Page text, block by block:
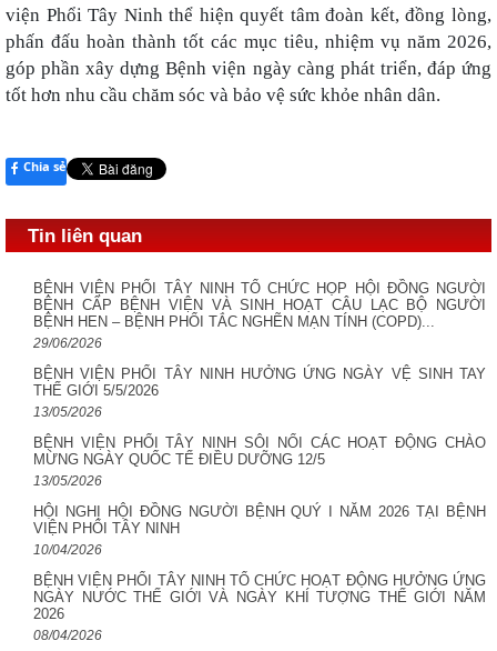
viện Phổi Tây Ninh thể hiện quyết tâm đoàn kết, đồng lòng,
phấn đấu hoàn thành tốt các mục tiêu, nhiệm vụ năm 2026,
góp phần xây dựng Bệnh viện ngày càng phát triển, đáp ứng
tốt hơn nhu cầu chăm sóc và bảo vệ sức khỏe nhân dân.
Chia sẻ
Tin liên quan
BỆNH VIỆN PHỔI TÂY NINH TỔ CHỨC HỌP HỘI ĐỒNG NGƯỜI
BỆNH CẤP BỆNH VIỆN VÀ SINH HOẠT CÂU LẠC BỘ NGƯỜI
BỆNH HEN – BỆNH PHỔI TẮC NGHẼN MẠN TÍNH (COPD)...
29/06/2026
BỆNH VIỆN PHỔI TÂY NINH HƯỞNG ỨNG NGÀY VỆ SINH TAY
THẾ GIỚI 5/5/2026
13/05/2026
BỆNH VIỆN PHỔI TÂY NINH SÔI NỔI CÁC HOẠT ĐỘNG CHÀO
MỪNG NGÀY QUỐC TẾ ĐIỀU DƯỠNG 12/5 ​
13/05/2026
HỘI NGHỊ HỘI ĐỒNG NGƯỜI BỆNH QUÝ I NĂM 2026 TẠI BỆNH
VIỆN PHỔI TÂY NINH
10/04/2026
BỆNH VIỆN PHỔI TÂY NINH TỔ CHỨC HOẠT ĐỘNG HƯỞNG ỨNG
NGÀY NƯỚC THẾ GIỚI VÀ NGÀY KHÍ TƯỢNG THẾ GIỚI NĂM
2026
08/04/2026